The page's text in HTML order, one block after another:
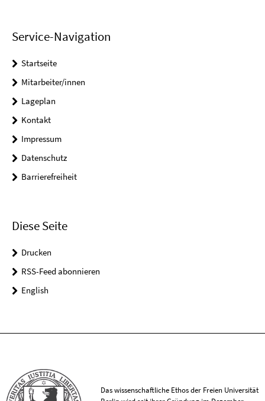
Service-Navigation
Startseite
Mitarbeiter/innen
Lageplan
Kontakt
Impressum
Datenschutz
Barrierefreiheit
Diese Seite
Drucken
RSS-Feed abonnieren
English
Das wissenschaftliche Ethos der Freien Universität